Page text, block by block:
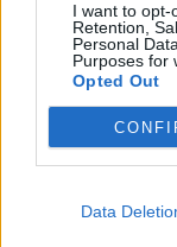
I want to opt-
Retention,
Personal
Purposes for
Opted Out
Data
οικονομία
κορονοϊού
σε
Η κοινωνία
ενίσχυσης
από καλύτερες
κάνουμε